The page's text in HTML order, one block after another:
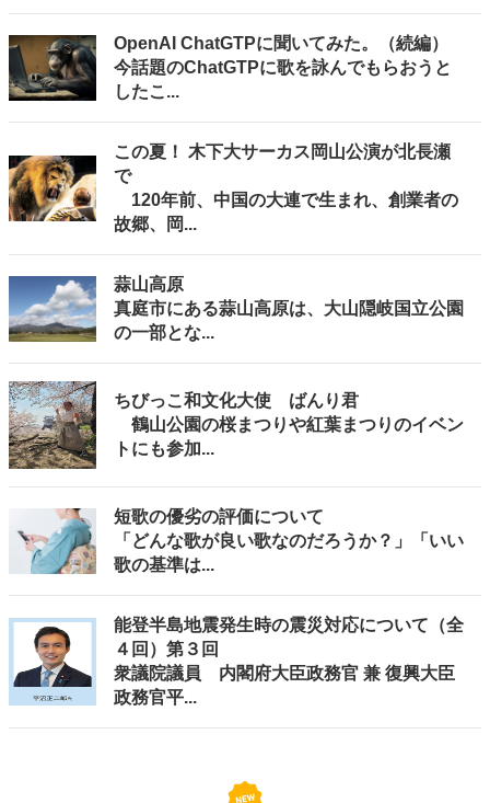
OpenAI ChatGTPに聞いてみた。（続編）
今話題のChatGTPに歌を詠んでもらおうと
したこ...
この夏！ 木下大サーカス岡山公演が北長瀬
で
120年前、中国の大連で生まれ、創業者の
故郷、岡...
蒜山高原
真庭市にある蒜山高原は、大山隠岐国立公園
の一部とな...
ちびっこ和文化大使 ばんり君
鶴山公園の桜まつりや紅葉まつりのイベン
トにも参加...
短歌の優劣の評価について
「どんな歌が良い歌なのだろうか？」「いい
歌の基準は...
能登半島地震発生時の震災対応について（全
４回）第３回
衆議院議員 内閣府大臣政務官 兼 復興大臣
政務官平...